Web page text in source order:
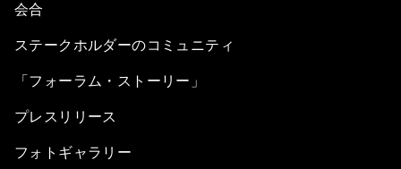
Retail Goes Digital
Environmental Stewardship in the Arab World
会合
ステークホルダーのコミュニティ
「フォーラム・ストーリー」
プレスリリース
フォトギャラリー